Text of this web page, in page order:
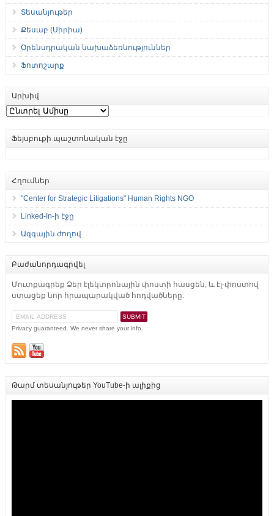
Տեսանյութեր
Քեսաբ (Սիրիա)
Օրենսդրական նախաձեռնություններ
Ֆոտոշարք
Արխիվ
Արխիվ
Ֆեյսբուքի պաշտոնական էջը
Հղումներ
"Center for Strategic Litigations" Human Rights NGO
Linked-In-ի էջը
Ազգային ժողով
Բաժանորդագրվել
Մուտքագրեք Ձեր էլեկտրոնային փոստի հասցեն, և էլ-փոստով
ստացեք նոր հրապարակված հոդվածները:
Privacy guaranteed. We never share your info.
Թարմ տեսանյութեր YouTube-ի ալիքից